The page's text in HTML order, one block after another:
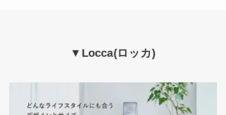
▼Locca(ロッカ)